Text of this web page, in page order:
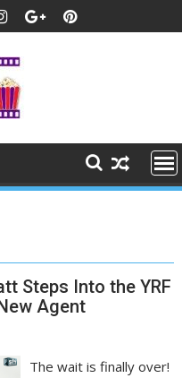
Steps Into the YRF
Agent
The wait is finally over!